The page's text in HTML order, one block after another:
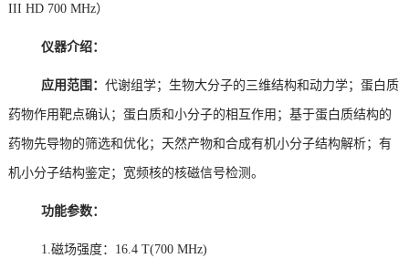
III HD 700 MHz）
仪器介绍：
应用范围： 代谢组学；生物大分子的三维结构和动力学；蛋白质
药物作用靶点确认；蛋白质和小分子的相互作用；基于蛋白质结构的
药物先导物的筛选和优化；天然产物和合成有机小分子结构解析；有
机小分子结构鉴定；宽频核的核磁信号检测。
功能参数：
1.磁场强度：16.4 T(700 MHz)